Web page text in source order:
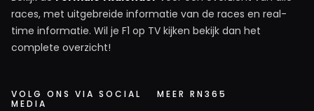
races, met uitgebreide informatie van de races en real-
time informatie. Wil je F1 op TV kijken bekijk dan het
complete overzicht!
VOLG ONS VIA SOCIAL
MEDIA
MEER RN365